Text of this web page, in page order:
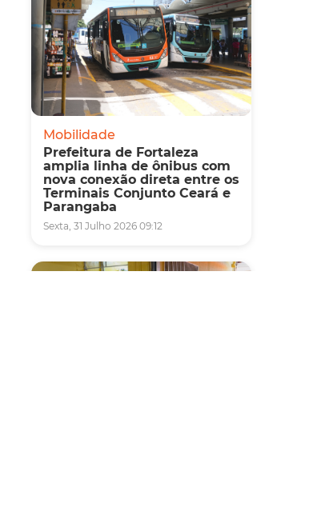
Mobilidade
Prefeitura de Fortaleza
amplia linha de ônibus com
nova conexão direta entre os
Terminais Conjunto Ceará e
Parangaba
Sexta, 31 Julho 2026 09:12